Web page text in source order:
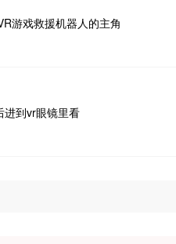
游戏救援机器人的主角
进到vr眼镜里看